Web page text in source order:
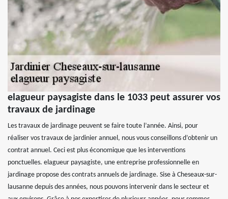
elagueur paysagiste dans le 1033 peut assurer vos
travaux de jardinage
Les travaux de jardinage peuvent se faire toute l’année. Ainsi, pour
réaliser vos travaux de jardinier annuel, nous vous conseillons d’obtenir un
contrat annuel. Ceci est plus économique que les interventions
ponctuelles. elagueur paysagiste, une entreprise professionnelle en
jardinage propose des contrats annuels de jardinage. Sise à Cheseaux-sur-
lausanne depuis des années, nous pouvons intervenir dans le secteur et